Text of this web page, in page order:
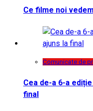
Ce filme noi
Comunicate de
Cea de-a 6-a
final